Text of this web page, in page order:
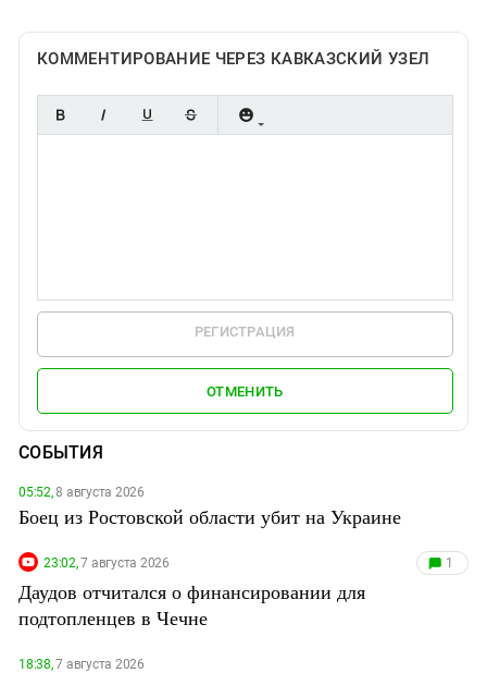
КОММЕНТИРОВАНИЕ ЧЕРЕЗ КАВКАЗСКИЙ УЗЕЛ
РЕГИСТРАЦИЯ
ОТМЕНИТЬ
СОБЫТИЯ
05:52,8 августа 2026
Боец из Ростовской области убит на Украине
23:02,7 августа 2026 1
Даудов отчитался о финансировании для
подтопленцев в Чечне
18:38,7 августа 2026